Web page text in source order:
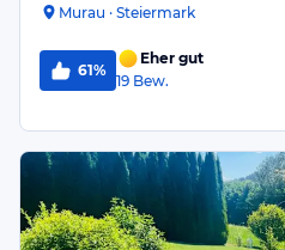
Murau · Steiermark
61%
Eher gut
19 Bew.